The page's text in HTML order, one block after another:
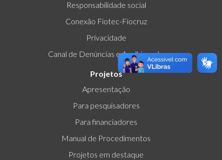
Responsabilidade social
Conexão Fiotec-Fiocruz
Privacidade
Canal de Denúncias e Acolhimento
Projetos
Apresentação
Para pesquisadores
Para financiadores
Manual de Procedimentos
Projetos em destaque